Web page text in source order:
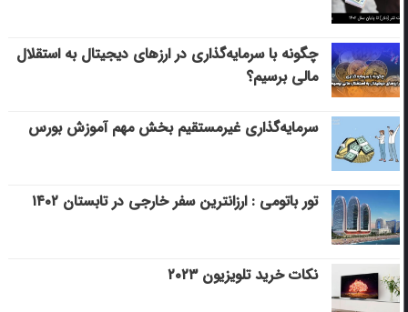
چگونه با سرمایه‌گذاری در ارزهای دیجیتال به استقلال
مالی برسیم؟
سرمایه‌گذاری غیرمستقیم بخش مهم آموزش بورس
تور باتومی : ارزانترین سفر خارجی در تابستان ۱۴۰۲
نکات خرید تلویزیون ۲۰۲۳